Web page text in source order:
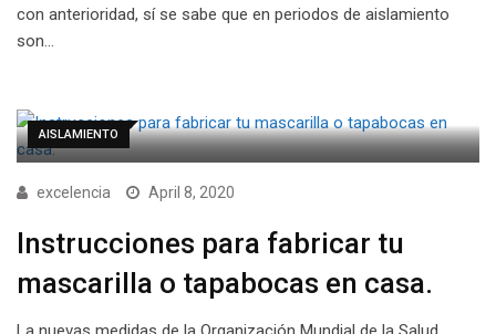
con anterioridad, sí se sabe que en periodos de aislamiento
son…
AISLAMIENTO
excelencia April 8, 2020
Instrucciones para fabricar tu
mascarilla o tapabocas en casa.